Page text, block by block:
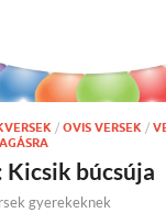
/ OVIS VERSEK /
búcsúja
gyerekeknek